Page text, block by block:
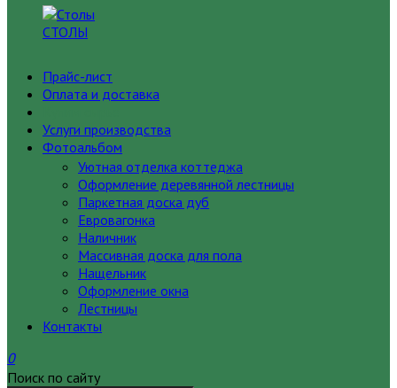
СТОЛЫ
Прайс-лист
Оплата и доставка
Услуги производства
Фотоальбом
Уютная отделка коттеджа
Оформление деревянной лестницы
Паркетная доска дуб
Евровагонка
Наличник
Массивная доска для пола
Нащельник
Оформление окна
Лестницы
Контакты
0
Поиск по сайту